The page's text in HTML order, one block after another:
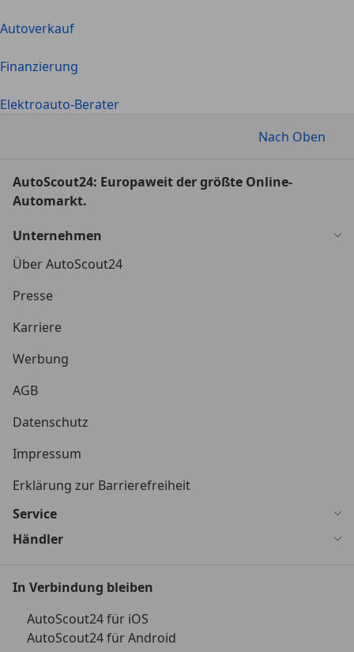
Autoverkauf
Finanzierung
Elektroauto-Berater
Nach Oben
AutoScout24: Europaweit der größte Online-
Automarkt.
Unternehmen
Über AutoScout24
Presse
Karriere
Werbung
AGB
Datenschutz
Impressum
Erklärung zur Barrierefreiheit
Service
Händler
In Verbindung bleiben
AutoScout24 für iOS
AutoScout24 für Android